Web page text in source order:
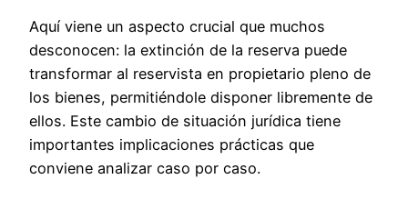
Aquí viene un aspecto crucial que muchos
desconocen: la extinción de la reserva puede
transformar al reservista en propietario pleno de
los bienes, permitiéndole disponer libremente de
ellos. Este cambio de situación jurídica tiene
importantes implicaciones prácticas que
conviene analizar caso por caso.